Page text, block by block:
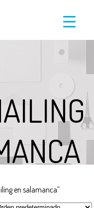
en salamanca”